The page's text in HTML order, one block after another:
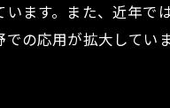
ます。また、近年
での応用が拡大して